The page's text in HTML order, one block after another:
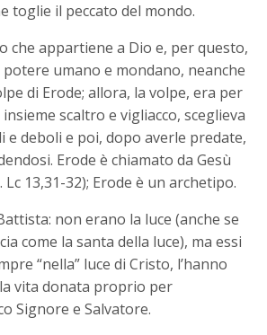
toglie il peccato del mondo.
che appartiene a Dio e, per questo,
umano e mondano, neanche
di Erode; allora, la volpe, era per
scaltro e vigliacco, sceglieva
e deboli e poi, dopo averle predate,
Erode è chiamato da Gesù
Lc 13,31-32); Erode è un archetipo.
non erano la luce (anche se
come la santa della luce), ma essi
“nella” luce di Cristo, l’hanno
vita donata proprio per
Signore e Salvatore.